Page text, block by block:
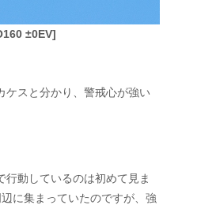
±0EV]
ケスと分かり、警戒心が強い
動しているのは初めて見ま
に集まっていたのですが、強